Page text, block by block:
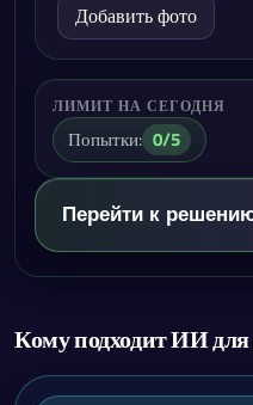
Добавить фото
ЛИМИТ НА СЕГОДНЯ
Попытки: 0/5
Перейти к
Кому подходит ИИ